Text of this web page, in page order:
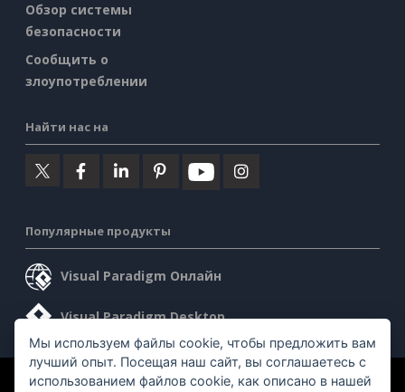
Обзор системы
безопасности
Сообщить о
злоупотреблении
Найти нас на
Популярные продукты
Visual Paradigm Онлайн
Visual Paradigm Desktop
©2026 by Visual Paradigm. Все права защищены.
Мы используем файлы cookie, чтобы предложить вам
лучший опыт. Посещая наш сайт, вы соглашаетесь с
использованием файлов cookie, как описано в нашей